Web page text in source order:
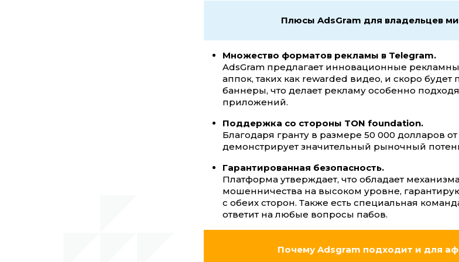
Плюсы AdsGram для владельцев
Множество форматов рекламы в Telegram.
AdsGram предлагает инновационные
аппок, таких как rewarded видео, и скоро будет
баннеры, что делает рекламу особенно
приложений.
Поддержка со стороны TON foundation.
Благодаря гранту в размере 50 000 долларов
демонстрирует значительный рыночный
Гарантированная безопасность.
Платформа утверждает, что обладает
мошенничества на высоком уровне,
с обеих сторон. Также есть специальная
ответит на любые вопросы пабов.
Почему Adsgram подходит и для